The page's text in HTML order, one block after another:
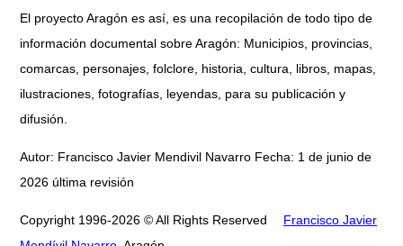
El proyecto Aragón es así, es una recopilación de todo tipo de
información documental sobre Aragón: Municipios, provincias,
comarcas, personajes, folclore, historia, cultura, libros, mapas,
ilustraciones, fotografías, leyendas, para su publicación y
difusión.
Autor: Francisco Javier Mendivil Navarro Fecha: 1 de junio de
2026 última revisión
Copyright 1996-2026 © All Rights Reserved
Francisco Javier